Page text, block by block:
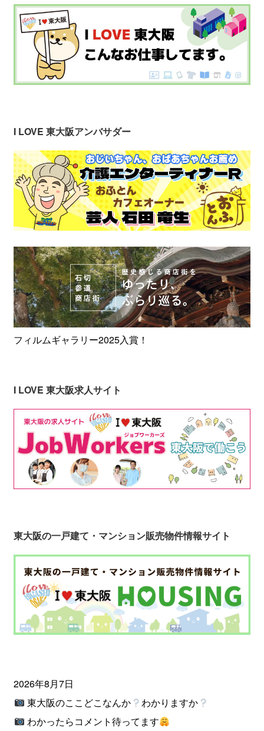
I LOVE 東大阪アンバサダー
フィルムギャラリー2025入賞！
I LOVE 東大阪求人サイト
東大阪の一戸建て・マンション販売物件情報サイト
2026年8月7日
東大阪のここどこなんか
わかりますか
わかったらコメント待ってます